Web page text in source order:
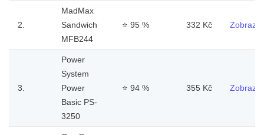
2.
MadMax
Sandwich
MFB244
⭐ 95 % 332 Kč Zobrazit
3.
Power
System
Power
Basic PS-
3250
⭐ 94 % 355 Kč Zobrazit